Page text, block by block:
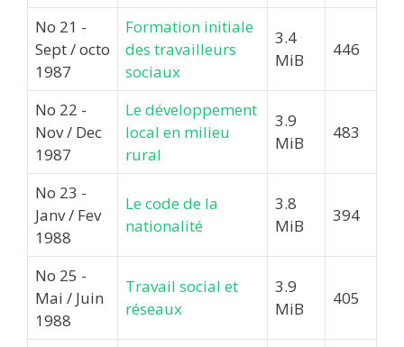
No 21 -
Sept / octo
1987
Formation initiale
des travailleurs
sociaux
3.4
MiB
446
No 22 -
Nov / Dec
1987
Le développement
local en milieu
rural
3.9
MiB
483
No 23 -
Janv / Fev
1988
Le code de la
nationalité
3.8
MiB
394
No 25 -
Mai / Juin
1988
Travail social et
réseaux
3.9
MiB
405